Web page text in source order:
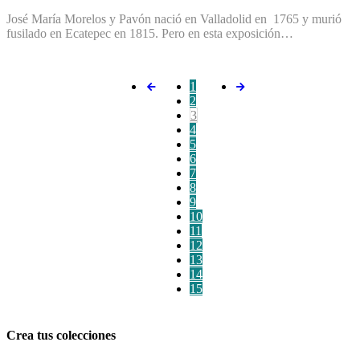
José María Morelos y Pavón nació en Valladolid en 1765 y murió
fusilado en Ecatepec en 1815. Pero en esta exposición…
1
2
3
4
5
6
7
8
9
10
11
12
13
14
15
Crea tus colecciones